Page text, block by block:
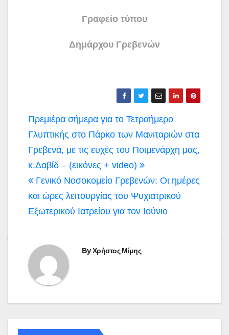
Γραφείο τύπου
Δημάρχου Γρεβενών
Πλοήγηση
άρθρων
Πρεμιέρα σήμερα για το Τετραήμερο
Γλυπτικής στο Πάρκο των Μανιταριών στα
Γρεβενά, με τις ευχές του Ποιμενάρχη μας,
κ.Δαβίδ – (εικόνες + video)
Γενικό Νοσοκομείο Γρεβενών: Οι ημέρες
και ώρες λειτουργίας του Ψυχιατρικού
Εξωτερικού Ιατρείου για τον Ιούνιο
ByΧρήστος Μίμης